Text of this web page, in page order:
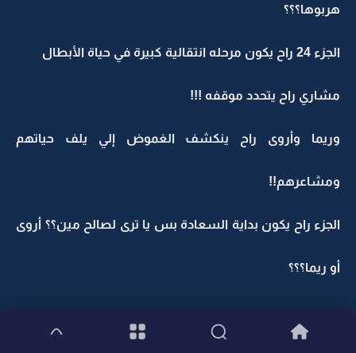
هربوها؟؟؟
الجزء 24 راح يكون مرحله انتقالية كبيرة في حياة الأبطال
مشاري راح يتحدد موقفه !!!
وريما وأروى راح ينكشف الغموض إلي يلف حياتهم
ومشاعرهم!!
الجزء راح يكون بداية السعادة بس يا ترى لصالح مين؟؟ أروى
أو ريما؟؟؟